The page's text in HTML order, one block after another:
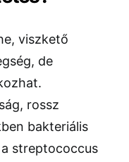
viszkető
de
rossz
bakteriális
streptococcus